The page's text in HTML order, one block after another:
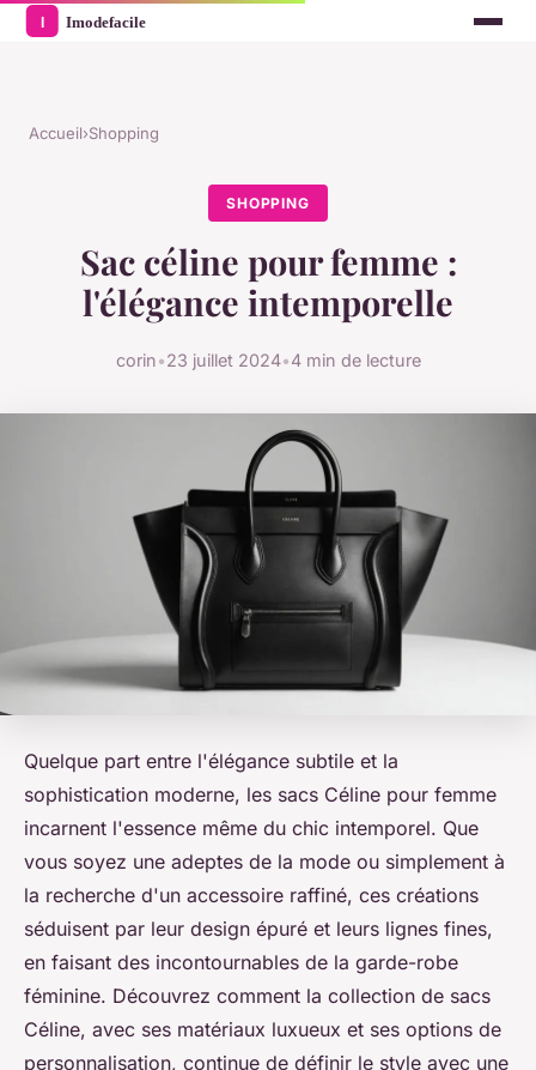
Accueil›Shopping
SHOPPING
Sac céline pour femme :
l'élégance intemporelle
corin•23 juillet 2024•4 min de lecture
Quelque part entre l'élégance subtile et la
sophistication moderne, les sacs Céline pour femme
incarnent l'essence même du chic intemporel. Que
vous soyez une adeptes de la mode ou simplement à
la recherche d'un accessoire raffiné, ces créations
séduisent par leur design épuré et leurs lignes fines,
en faisant des incontournables de la garde-robe
féminine. Découvrez comment la collection de sacs
Céline, avec ses matériaux luxueux et ses options de
personnalisation, continue de définir le style avec une